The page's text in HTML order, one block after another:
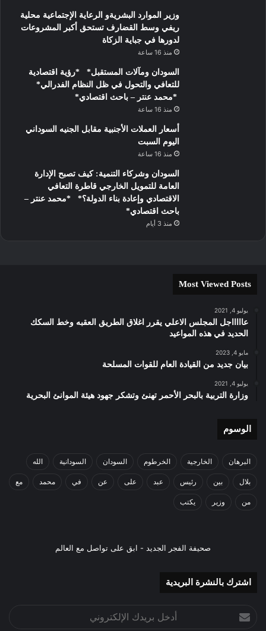
وزير الموارد البشريةو الرعاية الإجتماعية محلية
ريفي وسط القضارف تستحق أكبر المشروعات
لدورها في جباية الزكاة
منذ 16 ساعة
السودان ومآلات المستقبل* *رؤية اقتصادية
للتعافي والتحول في ظل النظام الفدرالي*
*محمد عنتر – باحث اقتصادي*
منذ 16 ساعة
أسعار العملات الأجنبية مقابل الجنيه السوداني
اليوم السبت
منذ 16 ساعة
السودان وشركاء التنمية: كيف تصبح الإدارة
العامة للتمويل الخارجي قاطرة التعافي
الاقتصادي وإعادة بناء الدولة؟* *محمد عنتر –
باحث اقتصادي*
منذ 3 أيام
Most Viewed Posts
يوليو 4, 2021
عاااااجل المجلس الاعلي يقرر اغلاق الطريق العقبه وخط السكك
الحديد في هذه المواعيد
مايو 4, 2023
بيان جديد من القيادة العام للقوات المسلحة
يوليو 4, 2021
وزارة التربية بالبحر الأحمر تهنئ وتشكر جهود هيئة الموانئ البحرية
الوسوم
البرهان الخارجية الخرطوم السودان السودانية الله
بلال بين رئيس عبد على عن في محمد مع
من وزير يكتب
صحيفة الفجر الجديد - ابق على تواصل مع العالم
اشترك بالنشرة البريدية
بريدك